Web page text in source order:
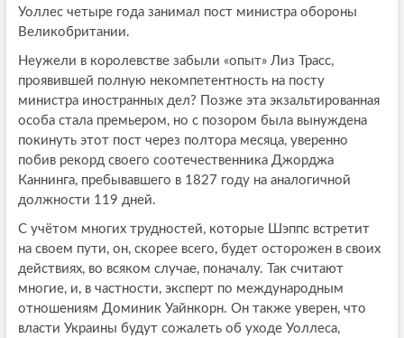
Уоллес четыре года занимал пост министра обороны
Великобритании.
Неужели в королевстве забыли «опыт» Лиз Трасс,
проявившей полную некомпетентность на посту
министра иностранных дел? Позже эта экзальтированная
особа стала премьером, но с позором была вынуждена
покинуть этот пост через полтора месяца, уверенно
побив рекорд своего соотечественника Джорджа
Каннинга, пребывавшего в 1827 году на аналогичной
должности 119 дней.
С учётом многих трудностей, которые Шэппс встретит
на своем пути, он, скорее всего, будет осторожен в своих
действиях, во всяком случае, поначалу. Так считают
многие, и, в частности, эксперт по международным
отношениям Доминик Уайнкорн. Он также уверен, что
власти Украины будут сожалеть об уходе Уоллеса,